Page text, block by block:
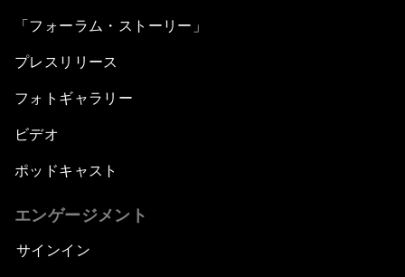
「フォーラム・ストーリー」
プレスリリース
フォトギャラリー
ビデオ
ポッドキャスト
エンゲージメント
サインイン